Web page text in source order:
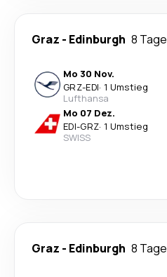
Graz - Edinburgh 8 Tage
Mo 30 Nov.
GRZ-EDI· 1 Umstieg
Lufthansa
Mo 07 Dez.
EDI-GRZ· 1 Umstieg
SWISS
Graz - Edinburgh 8 Tage